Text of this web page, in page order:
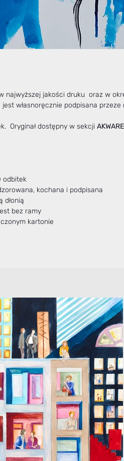
najwyższej jakości druku oraz w
jest własnoręcznie podpisana przeze
Oryginał dostępny w sekcji
odbitek
nadzorowana, kochana i
bez ramy
kartonie